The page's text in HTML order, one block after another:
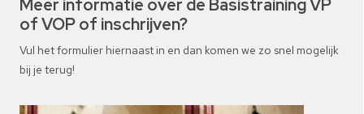
Meer informatie over de Basistraining VP
of VOP of inschrijven?
Vul het formulier hiernaast in en dan komen we zo snel mogelijk
bij je terug!